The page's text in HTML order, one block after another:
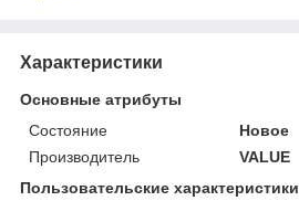
Характеристики
Основные атрибуты
Состояние
Новое
Производитель
VALUE
Пользовательские характеристики